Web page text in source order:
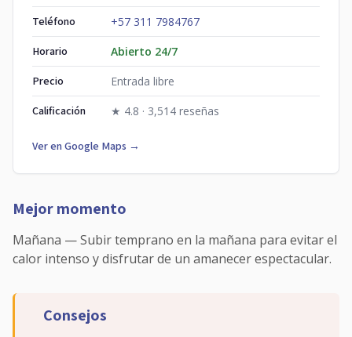
Teléfono +57 311 7984767
Horario Abierto 24/7
Precio Entrada libre
Calificación ★ 4.8 · 3,514 reseñas
Ver en Google Maps →
Mejor momento
Mañana — Subir temprano en la mañana para evitar el
calor intenso y disfrutar de un amanecer espectacular.
Consejos